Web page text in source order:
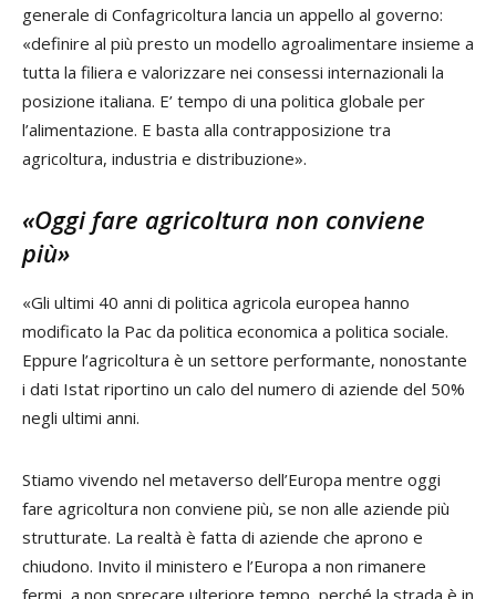
generale di Confagricoltura lancia un appello al governo:
«definire al più presto un modello agroalimentare insieme a
tutta la filiera e valorizzare nei consessi internazionali la
posizione italiana. E’ tempo di una politica globale per
l’alimentazione. E basta alla contrapposizione tra
agricoltura, industria e distribuzione».
«Oggi fare agricoltura non conviene
più»
«Gli ultimi 40 anni di politica agricola europea hanno
modificato la Pac da politica economica a politica sociale.
Eppure l’agricoltura è un settore performante, nonostante
i dati Istat riportino un calo del numero di aziende del 50%
negli ultimi anni.
Stiamo vivendo nel metaverso dell’Europa mentre oggi
fare agricoltura non conviene più, se non alle aziende più
strutturate. La realtà è fatta di aziende che aprono e
chiudono. Invito il ministero e l’Europa a non rimanere
fermi, a non sprecare ulteriore tempo, perché la strada è in